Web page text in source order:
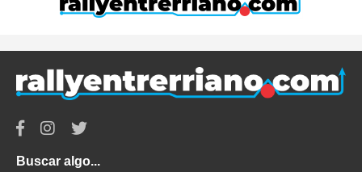
Buscar algo...